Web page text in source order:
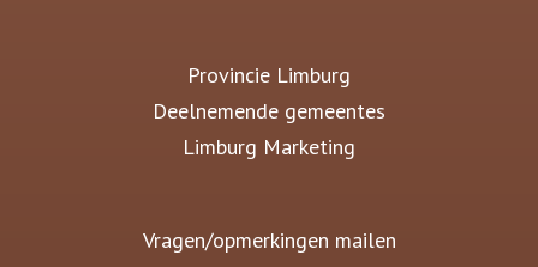
Provincie Limburg
Deelnemende gemeentes
Limburg Marketing
Vragen/opmerkingen mailen